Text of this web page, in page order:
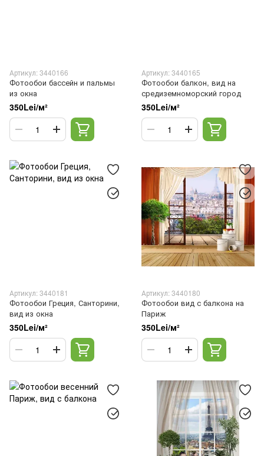
Артикул: 3440166
Фотообои бассейн и пальмы
из окна
350Lei/м²
Артикул: 3440165
Фотообои балкон, вид на
средиземноморский город
350Lei/м²
Артикул: 3440181
Фотообои Греция, Санторини,
вид из окна
350Lei/м²
Артикул: 3440180
Фотообои вид с балкона на
Париж
350Lei/м²